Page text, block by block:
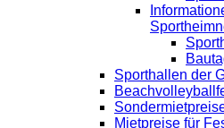
Sporthallen der
Mietpreise für